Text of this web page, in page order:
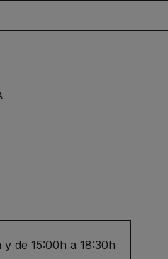
de 15:00h a 18:30h